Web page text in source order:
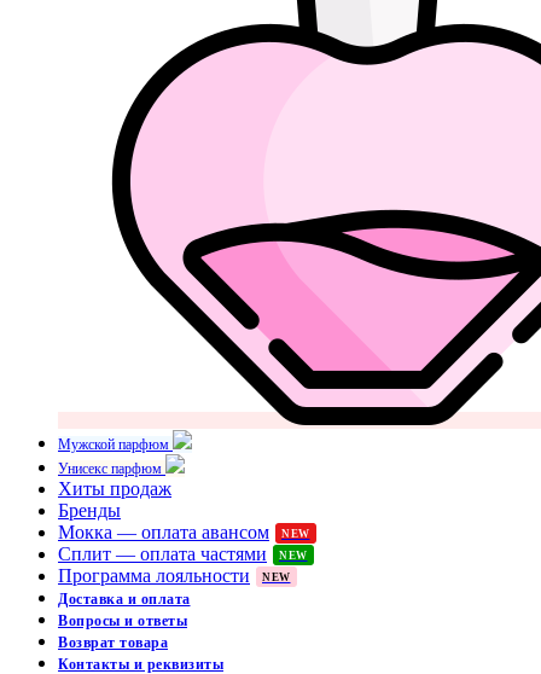
Мужской парфюм
Унисекс парфюм
Хиты продаж
Бренды
Мокка — оплата авансом
NEW
Сплит — оплата частями NEW
Программа лояльности NEW
Доставка и оплата
Вопросы и ответы
Возврат товара
Контакты и реквизиты